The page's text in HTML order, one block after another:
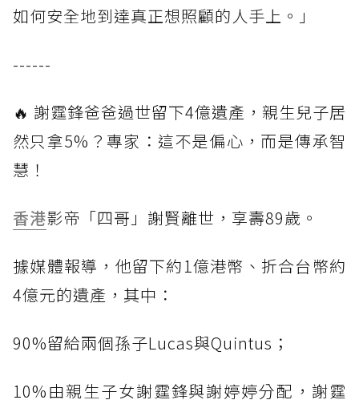
如何安全地到達真正想照顧的人手上。」
------
🔥 謝霆鋒爸爸過世留下4億遺產，親生兒子居
然只拿5%？專家：這不是偏心，而是傳承智
慧！
香港影帝「四哥」謝賢離世，享壽89歲。
據媒體報導，他留下約1億港幣、折合台幣約
4億元的遺產，其中：
90%留給兩個孫子Lucas與Quintus；
10%由親生子女謝霆鋒與謝婷婷分配，謝霆